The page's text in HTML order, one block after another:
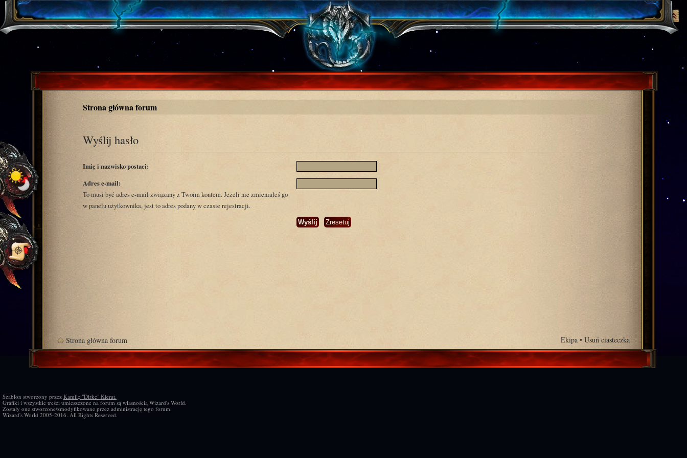
Strona główna forum
Wyślij hasło
Imię i nazwisko postaci:
Adres e-mail:
To musi być adres e-mail związany z Twoim kontem. Jeżeli nie zmieniałeś go
w panelu użytkownika, jest to adres podany w czasie rejestracji.
Strona główna forum Ekipa • Usuń ciasteczka
Szablon stworzony przez Kamilę "Dirke" Kierat.
Grafiki i wszystkie treści umieszczone na forum są własnością Wizard's World.
Zostały one stworzone/zmodyfikowane przez administrację tego forum.
Wizard's World 2005-2016. All Rights Reserved.